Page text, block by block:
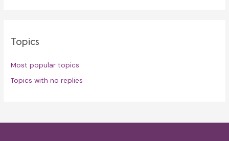
Topics
Most popular topics
Topics with no replies